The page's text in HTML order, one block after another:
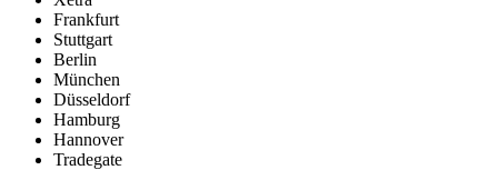
Frankfurt
Stuttgart
Berlin
München
Düsseldorf
Hamburg
Hannover
Tradegate